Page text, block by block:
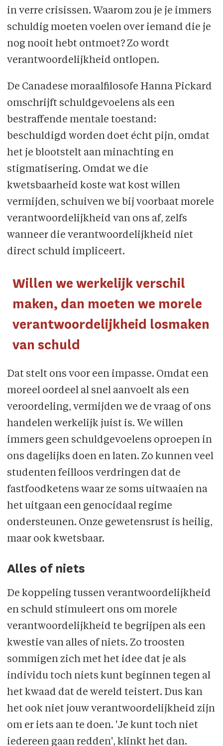
in verre crisissen. Waarom zou je je immers
schuldig moeten voelen over iemand die je
nog nooit hebt ontmoet? Zo wordt
verantwoordelijkheid ontlopen.
De Canadese moraalfilosofe Hanna Pickard
omschrijft schuldgevoelens als een
bestraffende mentale toestand:
beschuldigd worden doet écht pijn, omdat
het je blootstelt aan minachting en
stigmatisering. Omdat we die
kwetsbaarheid koste wat kost willen
vermijden, schuiven we bij voorbaat morele
verantwoordelijkheid van ons af, zelfs
wanneer die verantwoordelijkheid niet
direct schuld impliceert.
Willen we werkelijk verschil
maken, dan moeten we morele
verantwoordelijkheid losmaken
van schuld
Dat stelt ons voor een impasse. Omdat een
moreel oordeel al snel aanvoelt als een
veroordeling, vermijden we de vraag of ons
handelen werkelijk juist is. We willen
immers geen schuldgevoelens oproepen in
ons dagelijks doen en laten. Zo kunnen veel
studenten feilloos verdringen dat de
fastfoodketens waar ze soms uitwaaien na
het uitgaan een genocidaal regime
ondersteunen. Onze gewetensrust is heilig,
maar ook kwetsbaar.
Alles of niets
De koppeling tussen verantwoordelijkheid
en schuld stimuleert ons om morele
verantwoordelijkheid te begrijpen als een
kwestie van alles of niets. Zo troosten
sommigen zich met het idee dat je als
individu toch niets kunt beginnen tegen al
het kwaad dat de wereld teistert. Dus kan
het ook niet jouw verantwoordelijkheid zijn
om er iets aan te doen. 'Je kunt toch niet
iedereen gaan redden', klinkt het dan.